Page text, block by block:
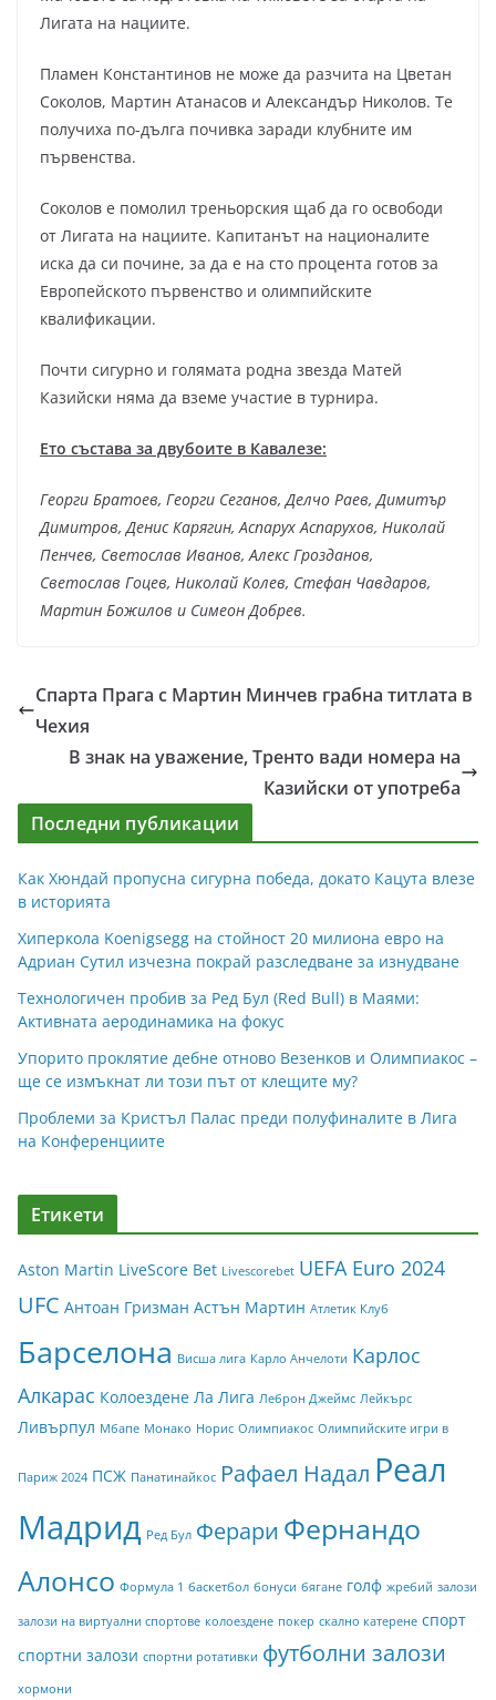
Лигата на нациите.
Пламен Константинов не може да разчита на Цветан
Соколов, Мартин Атанасов и Александър Николов. Те
получиха по-дълга почивка заради клубните им
първенства.
Соколов е помолил треньорския щаб да го освободи
от Лигата на нациите. Капитанът на националите
иска да си почине, за да е на сто процента готов за
Европейското първенство и олимпийските
квалификации.
Почти сигурно и голямата родна звезда Матей
Казийски няма да вземе участие в турнира.
Ето състава за двубоите в Кавалезе:
Георги Братоев, Георги Сеганов, Делчо Раев, Димитър
Димитров, Денис Карягин, Аспарух Аспарухов, Николай
Пенчев, Светослав Иванов, Алекс Грозданов,
Светослав Гоцев, Николай Колев, Стефан Чавдаров,
Мартин Божилов и Симеон Добрев.
Спарта Прага с Мартин Минчев грабна титлата в
Чехия
В знак на уважение, Тренто вади номера на
Казийски от употреба
Последни публикации
Как Хюндай пропусна сигурна победа, докато Кацута влезе
в историята
Хиперкола Koenigsegg на стойност 20 милиона евро на
Адриан Сутил изчезна покрай разследване за изнудване
Технологичен пробив за Ред Бул (Red Bull) в Маями:
Активната аеродинамика на фокус
Упорито проклятие дебне отново Везенков и Олимпиакос –
ще се измъкнат ли този път от клещите му?
Проблеми за Кристъл Палас преди полуфиналите в Лига
на Конференциите
Етикети
Aston Martin LiveScore Bet Livescorebet UEFA Euro 2024
UFC Антоан Гризман Астън Мартин Атлетик Клуб
Барселона Висша лига Карло Анчелоти Карлос
Алкарас Колоездене Ла Лига Леброн Джеймс Лейкърс
Ливърпул Мбапе Монако Норис Олимпиакос Олимпийските игри в
Париж 2024 ПСЖ Панатинайкос Рафаел Надал Реал
Мадрид Ред Бул Ферари Фернандо
Алонсо Формула 1 баскетбол бонуси бягане голф жребий залози
залози на виртуални спортове колоездене покер скално катерене спорт
спортни залози спортни ротативки футболни залози
хормони